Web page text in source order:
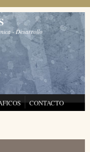
- Desarrollo
CONTACTO